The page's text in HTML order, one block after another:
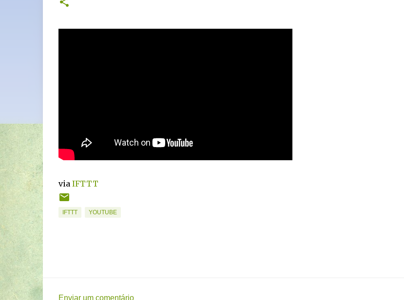
via IFTTT
IFTTT YOUTUBE
Enviar um comentário